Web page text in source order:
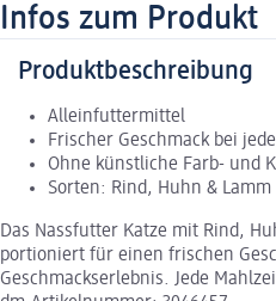
Infos zum Produkt
Produktbeschreibung
Alleinfuttermittel
Frischer Geschmack bei
Ohne künstliche Farb- und
Sorten: Rind, Huhn & Lamm
Das Nassfutter Katze mit Rind,
portioniert für einen frischen
Geschmackserlebnis. Jede